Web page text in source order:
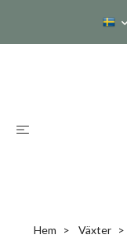
Hem Växter